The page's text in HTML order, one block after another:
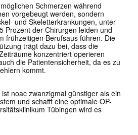
Schmerzen während
vorgebeugt werden, sondern
und Skeletterkrankungen, unter
Prozent der Chirurgen leiden und
frühzeitigen Berufsaus führen. Die
trägt dazu bei, dass die
konzentriert operieren
die Patientensicherheit, da es zu
kommt.
noac zwanzigmal günstiger als ein
und schafft eine optimale OP-
Tübingen wird es